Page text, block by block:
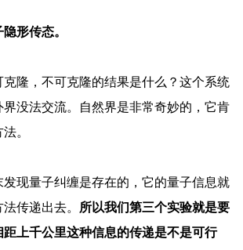
形传态。
隆，不可克隆的结果是什么？这个系统
界没法交流。自然界是非常奇妙的，它肯
。
发现量子纠缠是存在的，它的量子信息就
传递出去。 所以我们第三个实验就是要
上千公里这种信息的传递是不是可行